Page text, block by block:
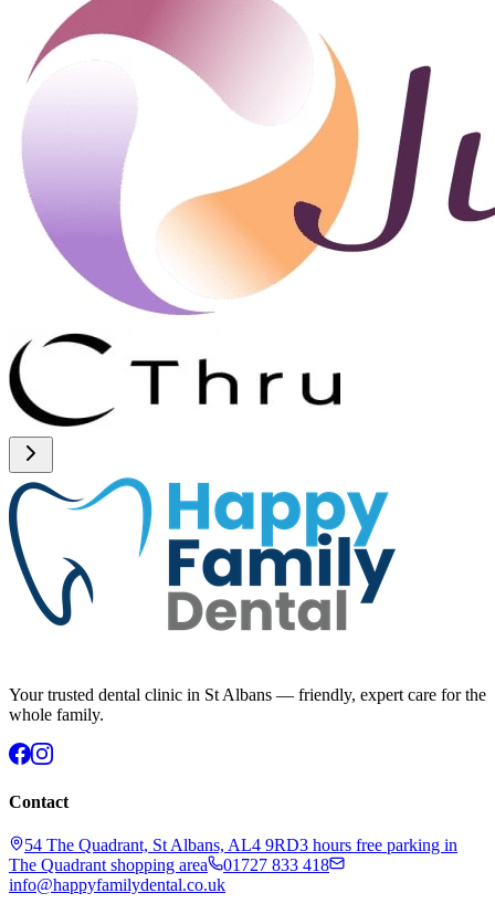
Your trusted dental clinic in St Albans — friendly, expert care for the
whole family.
Contact
54 The Quadrant, St Albans, AL4 9RD3 hours free parking in
The Quadrant shopping area
01727 833 418
info@happyfamilydental.co.uk